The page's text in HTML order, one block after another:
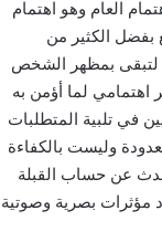
العام وهو اهتمام
بفضل الكثير من
لتبقى بمظهر الشخص
اهتمامي لما أؤمن به
في تلبية المتطلبات
وليست بالكفاءة
عن حساب القبلة
مؤثرات بصرية وصوتية